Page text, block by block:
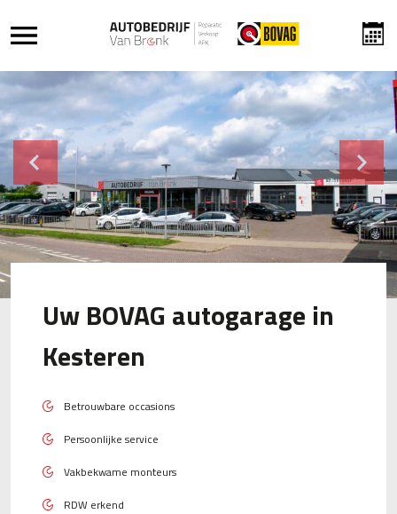
Previous Next
Uw BOVAG autogarage in
Kesteren
Betrouwbare occasions
Persoonlijke service
Vakbekwame monteurs
RDW erkend